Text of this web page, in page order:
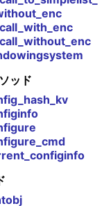
ッド